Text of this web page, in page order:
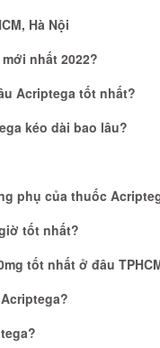
Hà Nội
nhất 2022?
Acriptega tốt nhất?
kéo dài bao lâu?
phụ của thuốc
tốt nhất?
tốt nhất ở đâu